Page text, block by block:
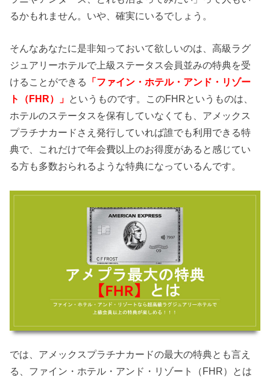
るかもれません。いや、確実にいるでしょう。
そんなあなたに是非知っておいて欲しいのは、高級ラグ
ジュアリーホテルで上級ステータス会員並みの特典を受
けることができる
「ファイン・ホテル・アンド・リゾー
ト（FHR）」 というものです。このFHRというものは、
ホテルのステータスを保有していなくても、アメックス
プラチナカードさえ発行していれば誰でも利用できる特
典で、これだけで年会費以上のお得度があると感じてい
る方も多数おられるような特典になっているんです。
では、アメックスプラチナカードの最大の特典とも言え
る、ファイン・ホテル・アンド・リゾート（FHR）とは